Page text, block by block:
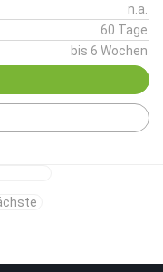
n.a.
60 Tage
bis 6 Wochen